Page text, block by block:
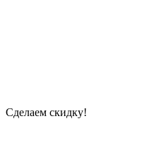
Сделаем скидку!